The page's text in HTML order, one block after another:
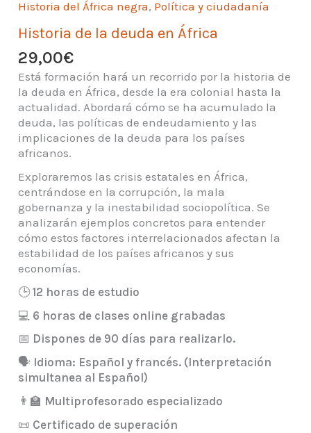
Historia del África negra, Política y ciudadanía
Historia de la deuda en África
29,00€
Está formación hará un recorrido por la historia de
la deuda en África, desde la era colonial hasta la
actualidad. Abordará cómo se ha acumulado la
deuda, las políticas de endeudamiento y las
implicaciones de la deuda para los países
africanos.
Exploraremos las crisis estatales en África,
centrándose en la corrupción, la mala
gobernanza y la inestabilidad sociopolítica. Se
analizarán ejemplos concretos para entender
cómo estos factores interrelacionados afectan la
estabilidad de los países africanos y sus
economías.
🕒12 horas de estudio
💻 6 horas de clases online grabadas
📅 Dispones de 90 días para realizarlo.
🗣️ Idioma: Español y francés. (Interpretación
simultanea al Español)
👨‍🏫 Multiprofesorado especializado
📜 Certificado de superación